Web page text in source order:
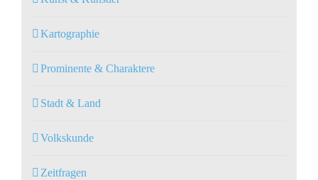
Kartographie
Prominente & Charaktere
Stadt & Land
Volkskunde
Zeitfragen